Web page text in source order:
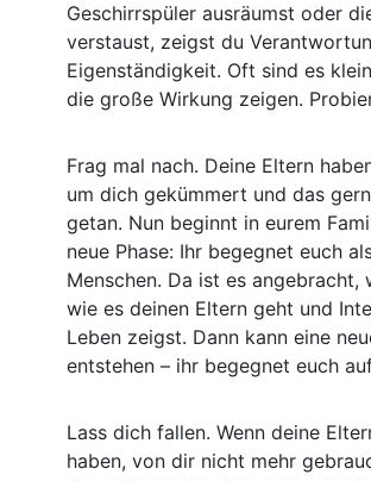
Geschirrspüler ausräumst oder
verstaust, zeigst du
Eigenständigkeit. Oft sind es
die große Wirkung zeigen.
Frag mal nach. Deine Eltern
um dich gekümmert und das
getan. Nun beginnt in eurem
neue Phase: Ihr begegnet euch
Menschen. Da ist es angebracht,
wie es deinen Eltern geht und
Leben zeigst. Dann kann eine
entstehen – ihr begegnet euch
Lass dich fallen. Wenn deine
haben, von dir nicht mehr